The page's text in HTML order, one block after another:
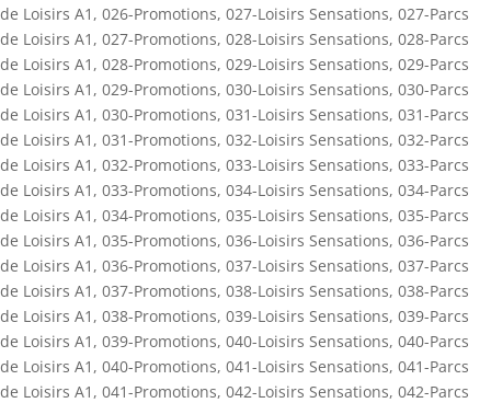
de Loisirs A1 , 026-Promotions, 027-Loisirs Sensations, 027-Parcs
de Loisirs A1 , 027-Promotions, 028-Loisirs Sensations, 028-Parcs
de Loisirs A1 , 028-Promotions, 029-Loisirs Sensations, 029-Parcs
de Loisirs A1 , 029-Promotions, 030-Loisirs Sensations, 030-Parcs
de Loisirs A1 , 030-Promotions, 031-Loisirs Sensations, 031-Parcs
de Loisirs A1 , 031-Promotions, 032-Loisirs Sensations, 032-Parcs
de Loisirs A1 , 032-Promotions, 033-Loisirs Sensations, 033-Parcs
de Loisirs A1 , 033-Promotions, 034-Loisirs Sensations, 034-Parcs
de Loisirs A1 , 034-Promotions, 035-Loisirs Sensations, 035-Parcs
de Loisirs A1 , 035-Promotions, 036-Loisirs Sensations, 036-Parcs
de Loisirs A1 , 036-Promotions, 037-Loisirs Sensations, 037-Parcs
de Loisirs A1 , 037-Promotions, 038-Loisirs Sensations, 038-Parcs
de Loisirs A1 , 038-Promotions, 039-Loisirs Sensations, 039-Parcs
de Loisirs A1 , 039-Promotions, 040-Loisirs Sensations, 040-Parcs
de Loisirs A1 , 040-Promotions, 041-Loisirs Sensations, 041-Parcs
de Loisirs A1 , 041-Promotions, 042-Loisirs Sensations, 042-Parcs